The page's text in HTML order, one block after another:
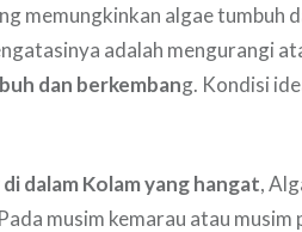
memungkinkan algae tumbuh
adalah mengurangi
dan berkembang. Kondisi
dalam Kolam yang hangat,
musim kemarau atau